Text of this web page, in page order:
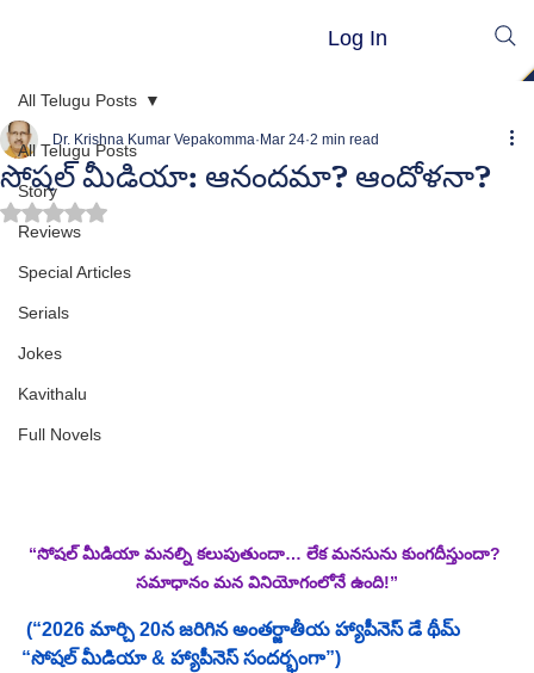
Log In
All Telugu Posts
Story
Reviews
Special Articles
Serials
Jokes
Kavithalu
Full Novels
All Telugu Posts
సోషల్ మీడియా: ఆనందమా? ఆందోళనా?
Dr. Krishna Kumar Vepakomma Mar 24 2 min read
Rated NaN out of 5 stars.
“సోషల్ మీడియా మనల్ని కలుపుతుందా… లేక మనసును కుంగదీస్తుందా?
సమాధానం మన వినియోగంలోనే ఉంది!”
(“2026 మార్చి 20న జరిగిన అంతర్జాతీయ హ్యాపీనెస్ డే థీమ్
“సోషల్ మీడియా & హ్యాపీనెస్ సందర్భంగా”)